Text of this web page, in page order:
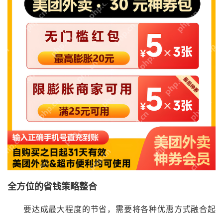
全方位的省钱策略整合
要达成最大程度的节省，需要将各种优惠方式融合起